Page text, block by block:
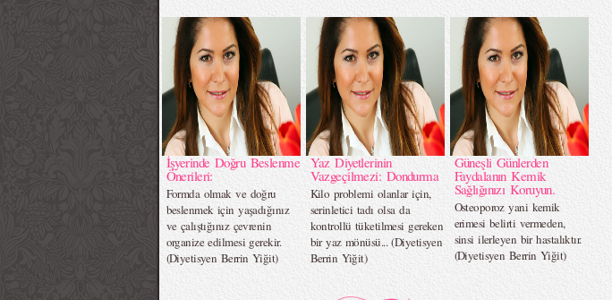
İşyerinde Doğru Beslenme
Önerileri:
Formda olmak ve doğru
beslenmek için yaşadığınız
ve çalıştığınız çevrenin
organize edilmesi gerekir.
(Diyetisyen Berrin Yiğit)
Yaz Diyetlerinin
Vazgeçilmezi: Dondurma
Kilo problemi olanlar için,
serinletici tadı olsa da
kontrollü tüketilmesi gereken
bir yaz mönüsü... (Diyetisyen
Berrin Yiğit)
Güneşli Günlerden
Faydalanın Kemik
Sağlığınızı Koruyun.
Osteoporoz yani kemik
erimesi belirti vermeden,
sinsi ilerleyen bir hastalıktır.
(Diyetisyen Berrin Yiğit)